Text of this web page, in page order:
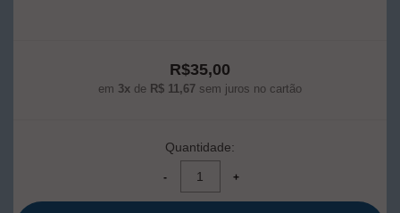
R$35,00
em 3x de R$ 11,67 sem juros no cartão
Quantidade: